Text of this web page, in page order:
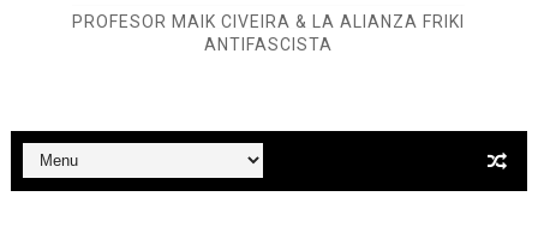
Un año para sobrevivir al mundo: Dos mil tíjiri cinco
Dioses y Monstruos: Guillermo (UNO)
PROFESOR MAIK CIVEIRA & LA ALIANZA FRIKI
ANTIFASCISTA